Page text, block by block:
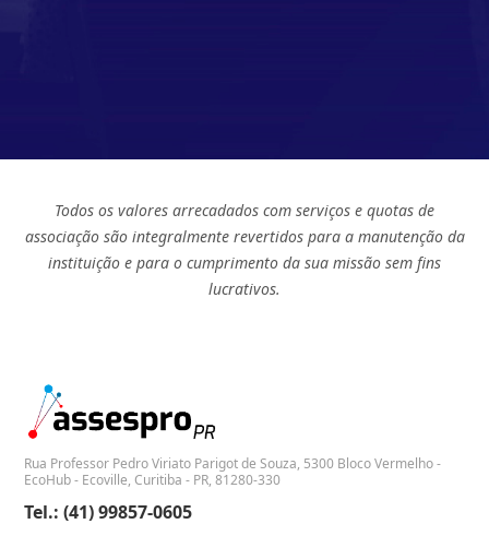
Todos os valores arrecadados com serviços e quotas de
associação são integralmente revertidos para a manutenção da
instituição e para o cumprimento da sua missão sem fins
lucrativos.
Rua Professor Pedro Viriato Parigot de Souza, 5300 Bloco Vermelho -
EcoHub - Ecoville, Curitiba - PR, 81280-330
Tel.: (41) 99857-0605